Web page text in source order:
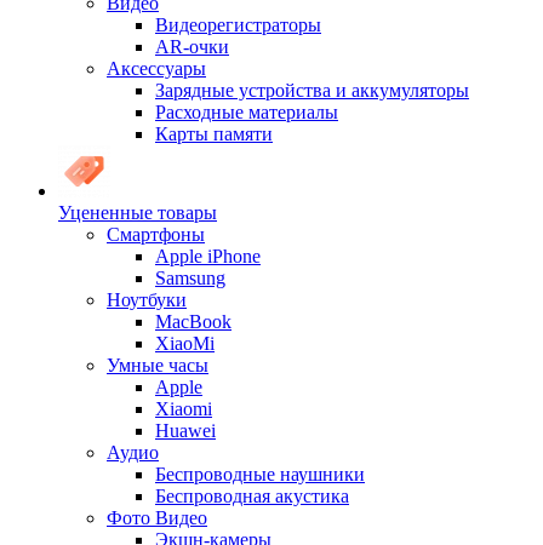
Видеорегистраторы
AR-очки
Аксессуары
Зарядные устройства и аккумуляторы
Расходные материалы
Карты памяти
Уцененные товары
Cмартфоны
Apple iPhone
Samsung
Ноутбуки
MacBook
XiaoMi
Умные часы
Apple
Xiaomi
Huawei
Аудио
Беспроводные наушники
Беспроводная акустика
Фото Видео
Экшн-камеры